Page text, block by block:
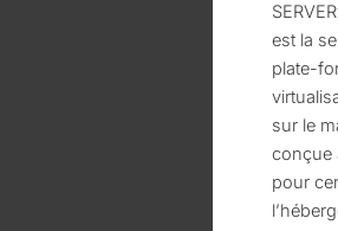
est la
plate-
sur le
conçue
pour